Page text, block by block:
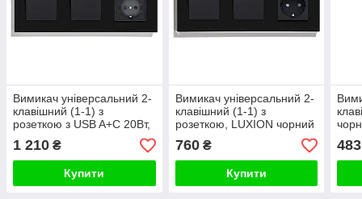
Вимикач універсальний 2-
клавішний (1-1) з
розеткою з USB A+C 20Вт,
заземлення, LUXION 16А
230 В, чорний скло
1 210 ₴
Купити
Вимикач універсальний 2-
клавішний (1-1) з
розеткою, LUXION чорний
скло
760₴
Купити
483